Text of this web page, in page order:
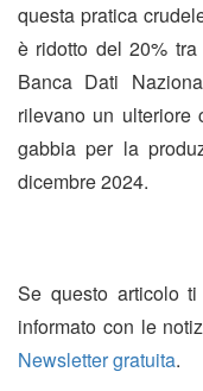
questa pratica
è ridotto del 20%
Banca Dati
rilevano un
gabbia per la
dicembre 2024.
Se questo articolo
informato con le
Newsletter gratuita.